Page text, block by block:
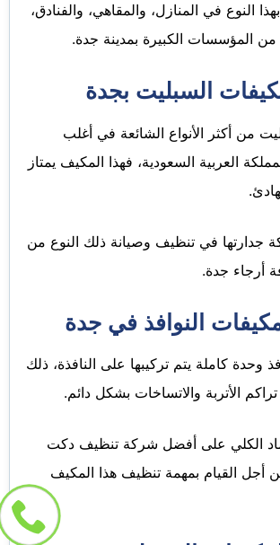
النوع في المنازل، والمقاهي، والفنادق،
من المؤسسات الكبيرة بمدينة جدة.
من أكثر الأنواع الشائعة في أغلب
العربية السعودية، فهذا المكيف يمتاز
جدارتها في تنظيف وصيانة ذلك النوع من
أرجاء جدة.
وحدة كاملة يتم تركيبها على النافذة، ذلك
الأتربة والاتساخات بشكل دائم.
الكلي على أفضل شركة تنظيف دكت
أجل القيام بمهمة تنظيف هذا المكيف